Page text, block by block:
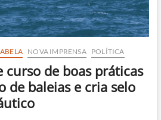
NOVA IMPRENSA POLÍTICA
curso de boas práticas
de baleias e cria selo